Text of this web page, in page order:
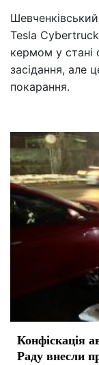
Tesla
кермом у стані
засідання, але
покарання.
Конфіскація
Раду внесли